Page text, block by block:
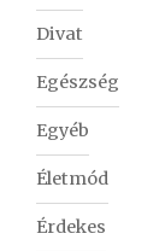
Divat
Egészség
Egyéb
Életmód
Érdekes